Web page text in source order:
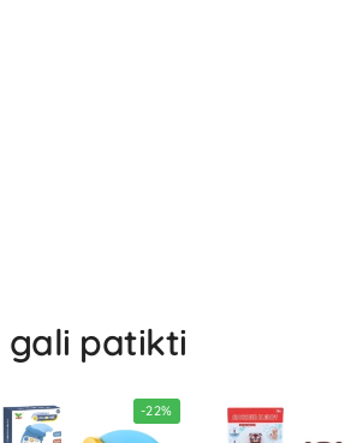
gali patikti
-22%